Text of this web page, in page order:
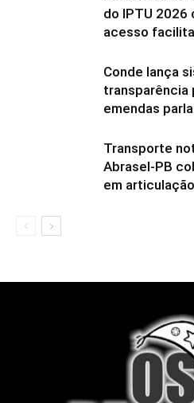
do IPTU
acesso
Conde lança
transparência
emendas
Transporte
Abrasel-PB
em